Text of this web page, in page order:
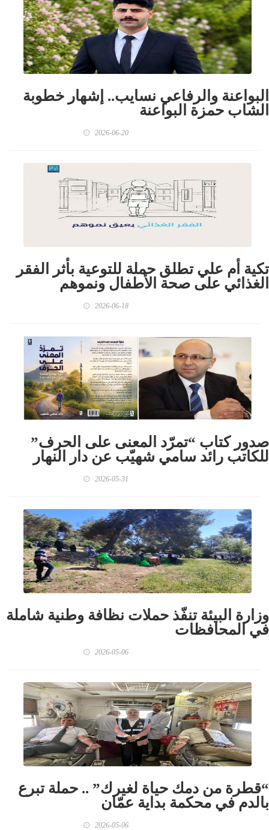
البواعنة والرفاعي نسايب.. إشهار خطوبة
الشاب حمزة البواعنة
2026-06-20
تكية أم علي تطلق حملة للتوعية بأثر الفقر
الغذائي على صحة الأطفال ونموهم
2026-06-18
صدور كتاب “تمرّد المعنى على الحرف”
للكاتب رائد سامي شهيّب عن دار النهار
2026-05-31
وزارة البيئة تنفّذ حملات نظافة وطنية شاملة
في المحافظات
2026-05-06
“قطرة من دمك حياة لغيرك” .. حملة تبرع
بالدم في محكمة بداية عمّان
2026-05-06